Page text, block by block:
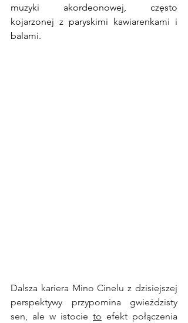
muzyki akordeonowej, często
kojarzonej z paryskimi kawiarenkami i
balami.
Dalsza kariera Mino Cinelu z dzisiejszej
perspektywy przypomina gwieździsty
sen, ale w istocie to efekt połączenia